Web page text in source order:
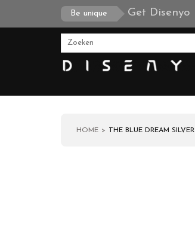
Be unique Get Disenyo
HOME THE BLUE DREAM SILVER